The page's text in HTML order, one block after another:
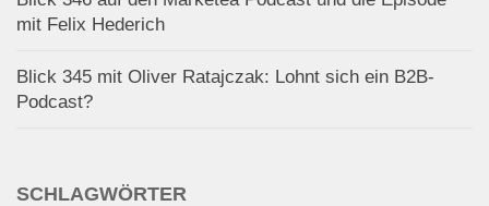
mit Felix Hederich
Blick 345 mit Oliver Ratajczak: Lohnt sich ein B2B-
Podcast?
SCHLAGWÖRTER